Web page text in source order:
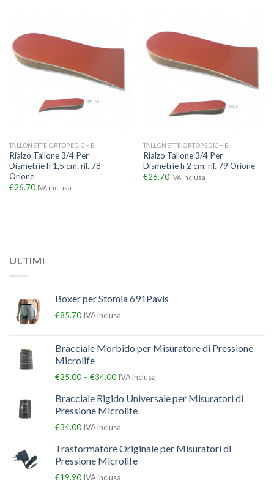
TALLONETTE ORTOPEDICHE
Rialzo Tallone 3/4 Per
Dismetrie h 1,5 cm. rif. 78
Orione
€26.70 IVA inclusa
TALLONETTE ORTOPEDICHE
Rialzo Tallone 3/4 Per
Dismetrie h 2 cm. rif. 79 Orione
€26.70 IVA inclusa
ULTIMI
Boxer per Stomia 691Pavis
€85.70 IVA inclusa
Bracciale Morbido per Misuratore di Pressione
Microlife
€25.00 – €34.00 IVA inclusa
Bracciale Rigido Universale per Misuratori di
Pressione Microlife
€34.00 IVA inclusa
Trasformatore Originale per Misuratori di
Pressione Microlife
€19.90 IVA inclusa